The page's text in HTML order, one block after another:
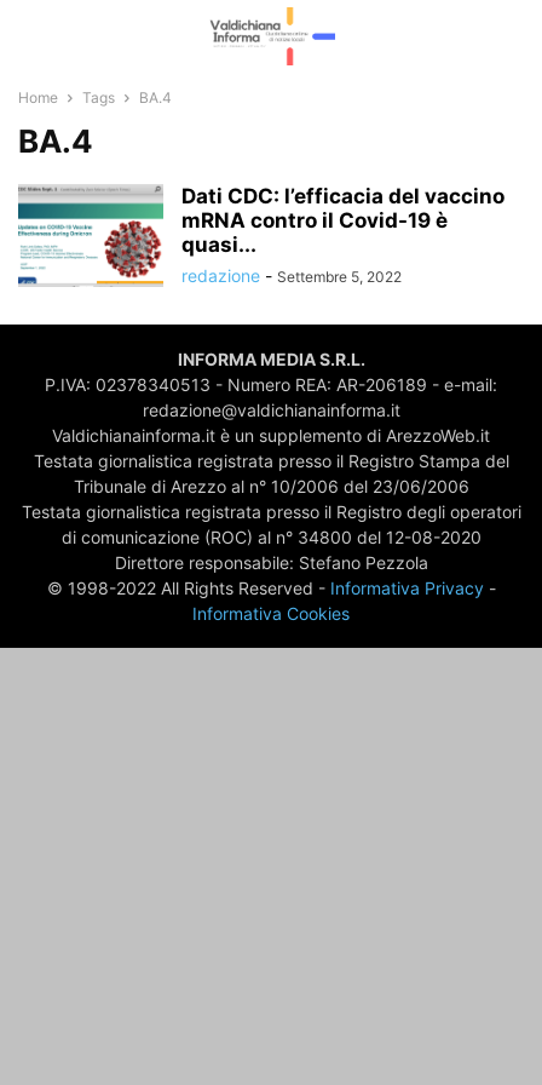
Home Tags BA.4
BA.4
Dati CDC: l’efficacia del vaccino
mRNA contro il Covid-19 è
quasi...
redazione - Settembre 5, 2022
INFORMA MEDIA S.R.L.
P.IVA: 02378340513 - Numero REA: AR-206189 - e-mail:
redazione@valdichianainforma.it
Valdichianainforma.it è un supplemento di ArezzoWeb.it
Testata giornalistica registrata presso il Registro Stampa del
Tribunale di Arezzo al n° 10/2006 del 23/06/2006
Testata giornalistica registrata presso il Registro degli operatori
di comunicazione (ROC) al n° 34800 del 12-08-2020
Direttore responsabile: Stefano Pezzola
© 1998-2022 All Rights Reserved - Informativa Privacy-
Informativa Cookies